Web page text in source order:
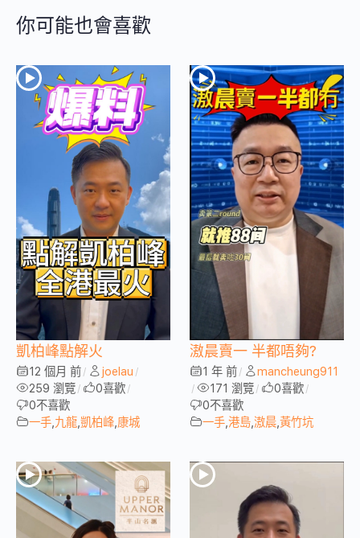
你可能也會喜歡
凱柏峰點解火
12 個月 前 / joelau /
259 瀏覽 / 0喜歡 /
0不喜歡
一手 九龍 凱柏峰 康城
滶晨賣一 半都唔夠?
1 年 前 / mancheung911
/ 171 瀏覽 / 0喜歡 /
0不喜歡
一手 港島 滶晨 黃竹坑